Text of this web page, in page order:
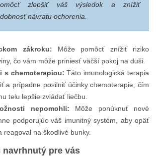
zlepšiť váš výsledok a znížiť
návratu ochorenia.
zákroku: Môže pomôcť znížiť riziko
čo vám môže priniesť väčší pokoj na duši.
s chemoterapiou: Táto imunologická terapia
a prípadne posilniť účinky chemoterapie, čím
telu lepšie zvládať liečbu.
nepomohli: Môže ponúknuť nové
podporujúc váš imunitný systém, aby opäť
reagoval na škodlivé bunky.
navrhnutý pre vás